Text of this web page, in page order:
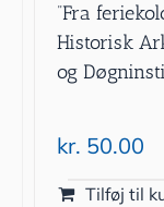
”Fra
Historisk
og
kr. 50.00
Tilføj til